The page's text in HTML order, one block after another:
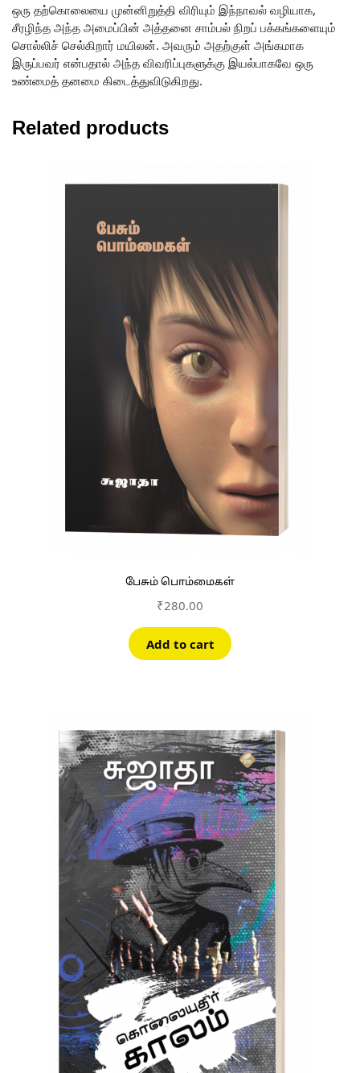
ஒரு தற்கொலையை முன்னிறுத்தி விரியும் இந்நாவல் வழியாக,
சீரழிந்த அந்த அமைப்பின் அத்தனை சாம்பல் நிறப் பக்கங்களையும்
சொல்லிச் செல்கிறார் மயிலன். அவரும் அதற்குள் அங்கமாக
இருப்பவர் என்பதால் அந்த விவரிப்புகளுக்கு இயல்பாகவே ஒரு
உண்மைத் தனமை கிடைத்துவிடுகிறது.
Related products
பேசும் பொம்மைகள்
₹280.00
Add to cart